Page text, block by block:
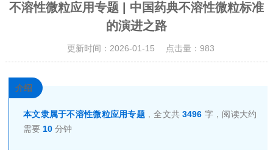
不溶性微粒应用专题 | 中国药典不溶性微粒标准
的演进之路
更新时间：2026-01-15 点击量： 983
介绍
本文隶属于不溶性微粒应用专题，全文共3496 字，阅读大约
需要 10 分钟